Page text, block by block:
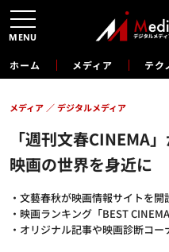
ホーム メディア テク
「週刊文春CINEMA
映画の世界を身近に
・文藝春秋が映画情報サイトを開
・映画ランキング「BEST
・オリジナル記事や映画診断コー
メディア デジタルメディア
MENU